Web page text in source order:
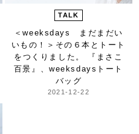
TALK
＜weeksdays まだまだい
いもの！＞ その６本とトート
をつくりました。 『まさこ
百景』、weeksdaysトート
バッグ
2021-12-22